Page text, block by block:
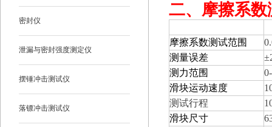
密封仪
泄漏与密封强度测定仪
摆锤冲击测试仪
落镖冲击测试仪
二、 摩擦系
摩擦系数测试范围
测量误差
测力范围
0
滑块运动速度
测试行程
滑块尺寸